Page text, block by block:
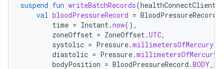
suspend fun writeBatchRecords(healthConnectClient
val bloodPressureRecord = BloodPressureRecord
time = Instant.now(),
zoneOffset = ZoneOffset.UTC,
systolic = Pressure.millimetersOfMercury
diastolic = Pressure.millimetersOfMercury
bodyPosition = BloodPressureRecord .